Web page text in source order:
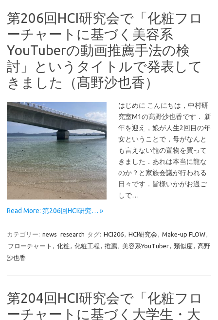
第206回HCI研究会で「化粧フロ
ーチャートに基づく美容系
YouTuberの動画推薦手法の検
討」というタイトルで発表して
きました（髙野沙也香）
はじめに こんにちは，中村研
究室M1の髙野沙也香です． 新
年を迎え，娘が人生2回目の年
女ということで，母がなんと
も言えない龍の置物を買って
きました．あれは本当に龍な
のか？と家族会議が行われる
日々です．皆様いかがお過ご
しで…
Read More: 第206回HCI研究… »
カテゴリー: news research タグ: HCI206, HCI研究会 , Make-up FLOW,
フローチャート , 化粧, 化粧工程 , 推薦, 美容系YouTuber, 類似度, 髙野
沙也香
第204回HCI研究会で「化粧フロ
ーチャートに基づく大学生・大